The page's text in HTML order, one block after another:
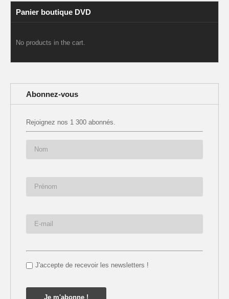
Panier boutique DVD
No products in the cart.
Abonnez-vous
Rejoignez nos 1 300 abonnés.
J'accepte de recevoir les newsletters !